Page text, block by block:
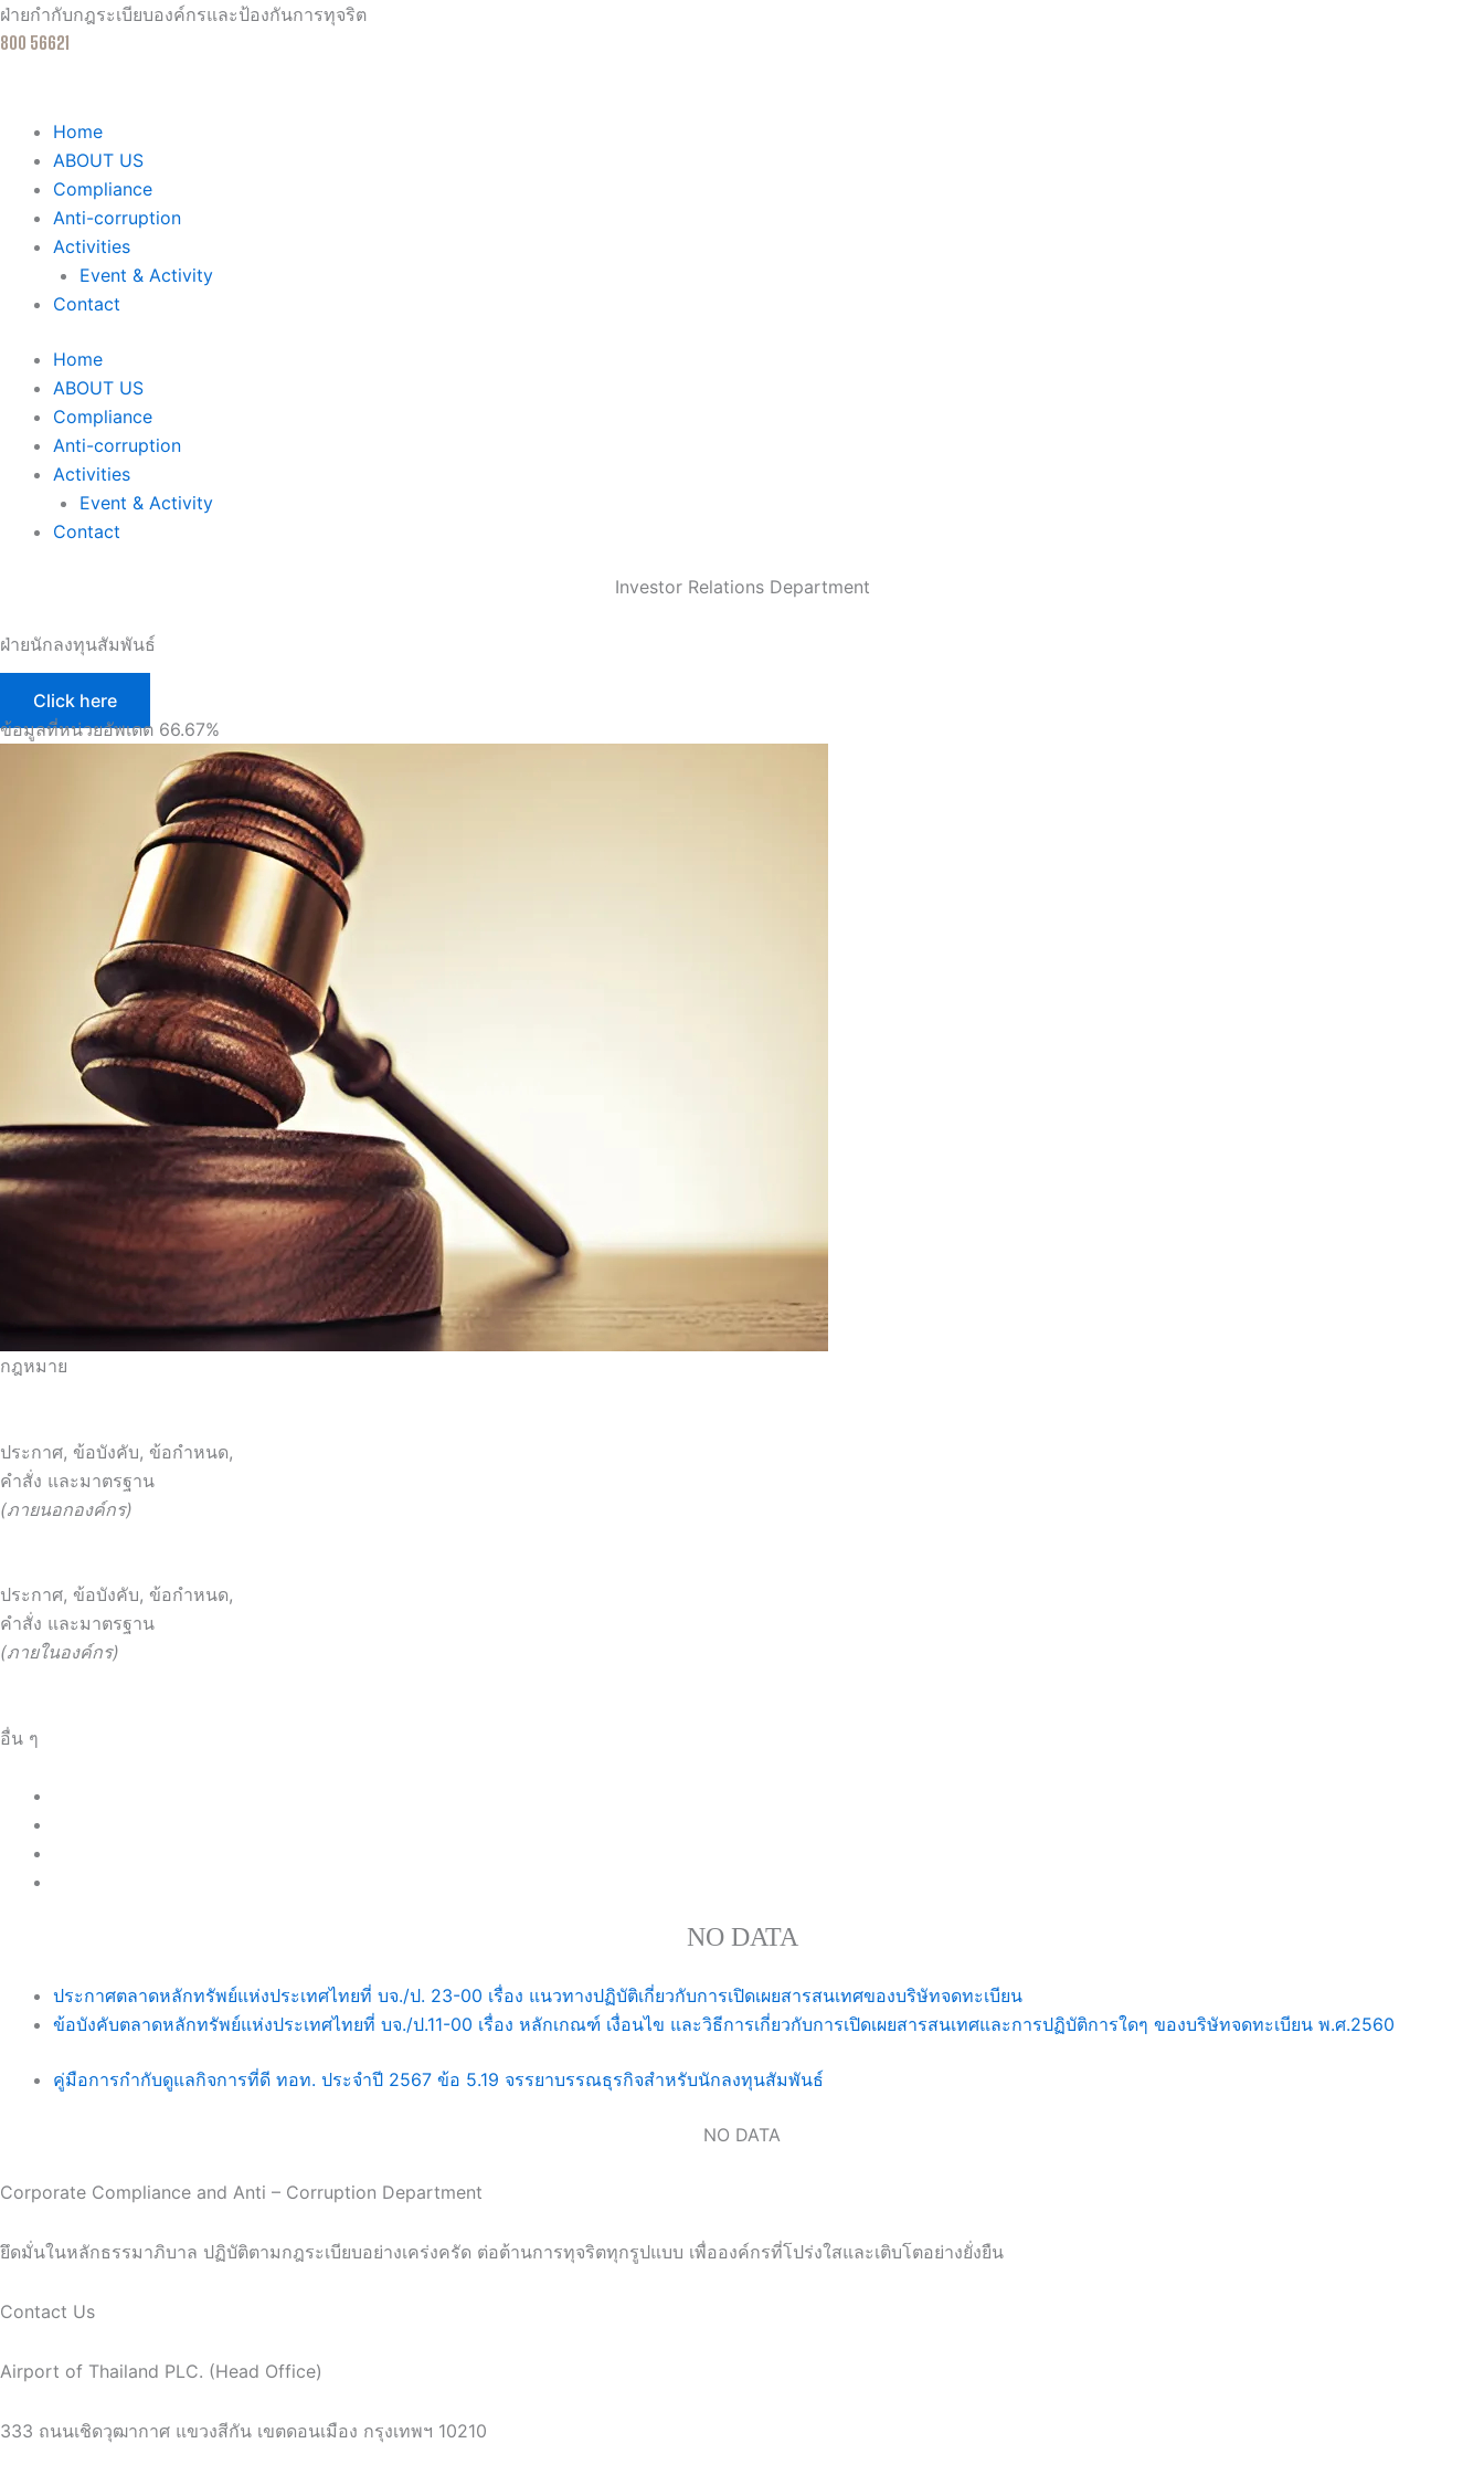
Skip
to
ฝ่ายกำกับกฎระเบียบองค์กรและป้องกันการทุจริต
800 56621
Home
ABOUT US
Compliance
Anti-corruption
Activities
Event & Activity
Contact
Home
ABOUT US
Compliance
Anti-corruption
Activities
Event & Activity
Contact
Investor Relations Department
ฝ่ายนักลงทุนสัมพันธ์
Click here
ข้อมูลที่หน่วยอัพเดต 66.67%
กฎหมาย
ประกาศ, ข้อบังคับ, ข้อกำหนด,
คำสั่ง และมาตรฐาน
(ภายนอกองค์กร)
ประกาศ, ข้อบังคับ, ข้อกำหนด,
คำสั่ง และมาตรฐาน
(ภายในองค์กร)
อื่น ๆ
NO DATA
ประกาศตลาดหลักทรัพย์แห่งประเทศไทยที่ บจ./ป. 23-00 เรื่อง แนวทางปฏิบัติเกี่ยวกับการเปิดเผยสารสนเทศของบริษัทจดทะเบียน
ข้อบังคับตลาดหลักทรัพย์แห่งประเทศไทยที่ บจ./ป.11-00 เรื่อง หลักเกณฑ์ เงื่อนไข และวิธีการเกี่ยวกับการเปิดเผยสารสนเทศและการปฏิบัติการใดๆ ของบริษัทจดทะเบียน พ.ศ.2560
คู่มือการกำกับดูแลกิจการที่ดี ทอท. ประจำปี 2567 ข้อ 5.19 จรรยาบรรณธุรกิจสำหรับนักลงทุนสัมพันธ์
NO DATA
Corporate Compliance and Anti – Corruption Department
ยึดมั่นในหลักธรรมาภิบาล ปฏิบัติตามกฎระเบียบอย่างเคร่งครัด ต่อต้านการทุจริตทุกรูปแบบ เพื่อองค์กรที่โปร่งใสและเติบโตอย่างยั่งยืน
Contact Us
Airport of Thailand PLC. (Head Office)
333 ถนนเชิดวุฒากาศ แขวงสีกัน เขตดอนเมือง กรุงเทพฯ 10210